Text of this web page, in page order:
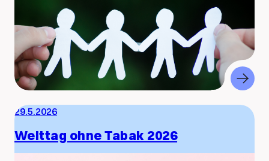
29.5.2026
Welttag ohne Tabak 2026